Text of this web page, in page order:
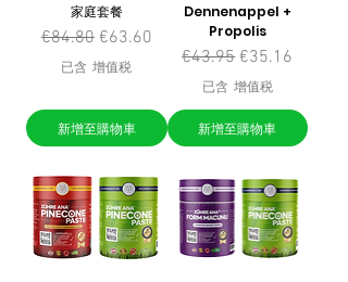
家庭套餐
一般價格
€84.80 促銷價格
€63.60
已含 增值税
新增至購物車
Dennenappel +
Propolis
一般價格
€43.95 促銷價格
€35.16
已含 增值税
新增至購物車